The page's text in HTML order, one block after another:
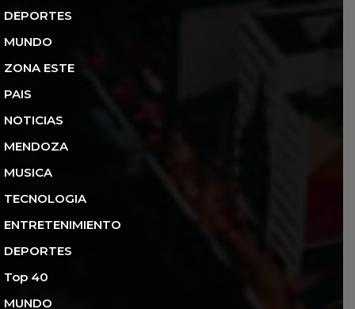
DEPORTES
MUNDO
ZONA ESTE
PAIS
NOTICIAS
MENDOZA
MUSICA
TECNOLOGIA
ENTRETENIMIENTO
DEPORTES
Top 40
MUNDO